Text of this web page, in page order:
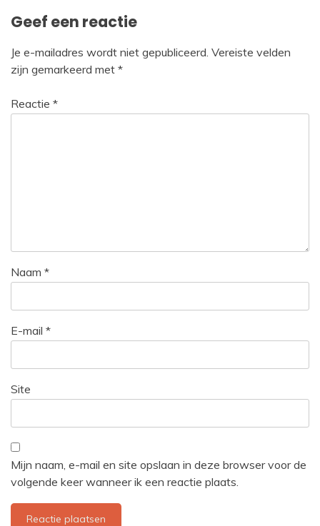
Geef een reactie
Je e-mailadres wordt niet gepubliceerd. Vereiste velden
zijn gemarkeerd met *
Reactie *
Naam *
E-mail *
Site
Mijn naam, e-mail en site opslaan in deze browser voor de
volgende keer wanneer ik een reactie plaats.